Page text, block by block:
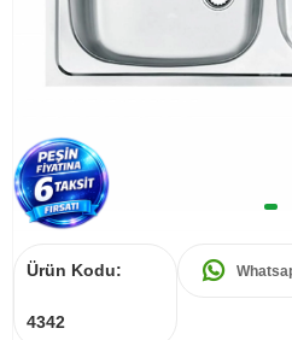
Ürün Kodu:
4342